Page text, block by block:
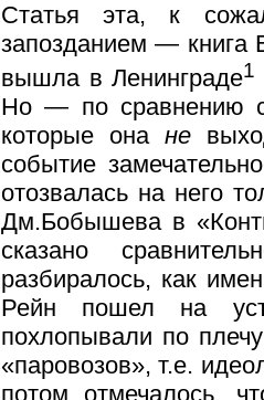
Статья эта, к
запозданием — книга
вышла в Ленинграде1
Но — по сравнению
которые она не
событие
отозвалась на него
Дм.Бобышева в
сказано
разбиралось, как
Рейн пошел на
похлопывали по
«паровозов», т.е.
потом отмечалось,